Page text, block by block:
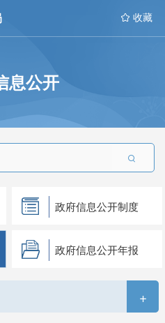
 收藏
息公开

政府信息公开制度
政府信息公开年报
+